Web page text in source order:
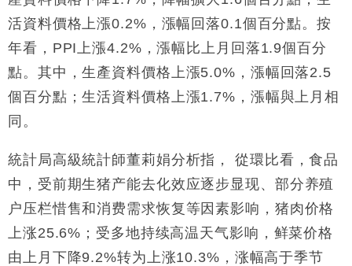
50%
活資料價格上漲0.2%，漲幅回落0.1個百分點。按
年看，PPI上漲4.2%，漲幅比上月回落1.9個百分
點。其中，生產資料價格上漲5.0%，漲幅回落2.5
個百分點；生活資料價格上漲1.7%，漲幅與上月相
同。
統計局高級統計師董莉娟分析指， 從環比看，食品
中，受前期生猪产能去化效应逐步显现、部分养殖
户压栏惜售和消费需求恢复等因素影响，猪肉价格
上涨25.6%；受多地持续高温天气影响，鲜菜价格
由上月下降9.2%转为上涨10.3%，涨幅高于季节